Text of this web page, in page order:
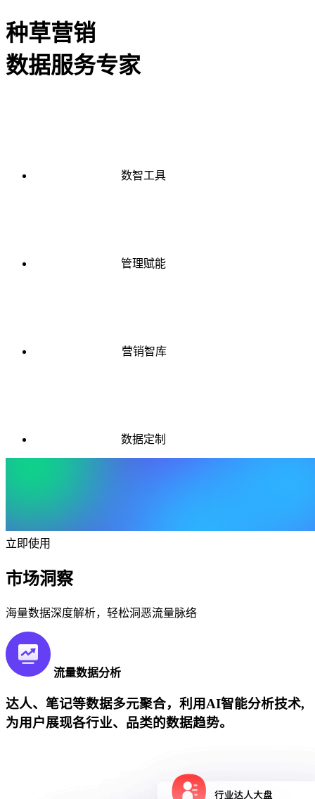
种草营销
数据服务专家
数智工具
管理赋能
营销智库
数据定制
立即使用
市场洞察
海量数据深度解析，轻松洞恶流量脉络
流量数据分析
达人、笔记等数据多元聚合，利用AI智能分析技术,
为用户展现各行业、品类的数据趋势。